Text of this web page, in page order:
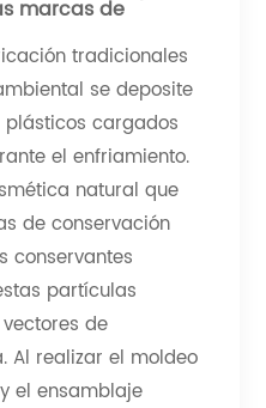
marcas de
tradicionales
se deposite
cargados
el enfriamiento.
natural que
de conservación
conservantes
partículas
de
Al realizar el moldeo
el ensamblaje